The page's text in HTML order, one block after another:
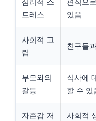
트레스
있음
사회적 고
립
친구들
부모와의
갈등
식사에
할 수 있
자존감 저
사회적